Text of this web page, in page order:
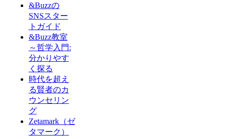
&Buzzの
SNSスター
トガイド
&Buzz教室
～哲学入門:
分かりやす
く探る
時代を超え
る賢者のカ
ウンセリン
グ
Zetamark（ゼ
タマーク）